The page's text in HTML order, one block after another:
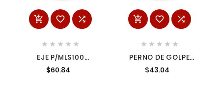
  
    
EJE P/MLS100
JM23000084
JM23000084
$60.84
  
    
PERNO DE GOLPE
P/HR2810T N.R.
3247962 3247962
$43.04